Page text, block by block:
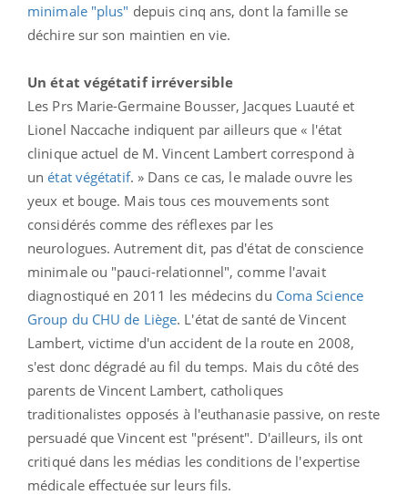
minimale "plus" depuis cinq ans, dont la famille se
déchire sur son maintien en vie.
Un état végétatif irréversible
Les Prs Marie-Germaine Bousser, Jacques Luauté et
Lionel Naccache indiquent par ailleurs que « l'état
clinique actuel de M. Vincent Lambert correspond à
unétat végétatif. » Dans ce cas, le malade ouvre les
yeux et bouge. Mais tous ces mouvements sont
considérés comme des réflexes par les
neurologues. Autrement dit, pas d'état de conscience
minimale ou "pauci-relationnel", comme l'avait
diagnostiqué en 2011 les médecins du Coma Science
Group du CHU de Liège. L'état de santé de Vincent
Lambert, victime d'un accident de la route en 2008,
s'est donc dégradé au fil du temps. Mais du côté des
parents de Vincent Lambert, catholiques
traditionalistes opposés à l'euthanasie passive, on reste
persuadé que Vincent est "présent". D'ailleurs, ils ont
critiqué dans les médias les conditions de l'expertise
médicale effectuée sur leurs fils.